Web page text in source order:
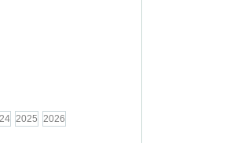
2025 2026